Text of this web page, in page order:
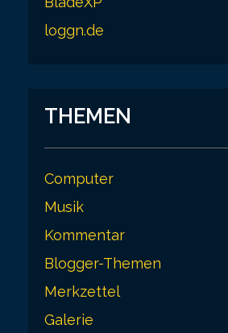
a
n
loggn.de
THEMEN
Computer
Musik
Kommentar
Blogger-Themen
Merkzettel
Galerie